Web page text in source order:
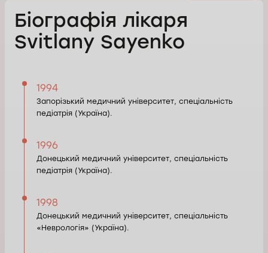
Біографія лікаря
Svitlany Sayenko
1994
Запорізький медичний університет, спеціальність
педіатрія (Україна).
1996
Донецький медичний університет, спеціальність
педіатрія (Україна).
1998
Донецький медичний університет, спеціальність
«Неврологія» (Україна).